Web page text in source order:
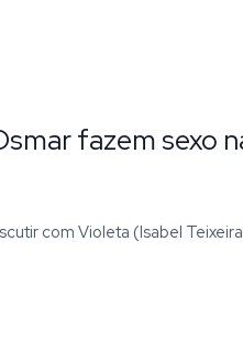
fazem sexo
com Violeta (Isabel